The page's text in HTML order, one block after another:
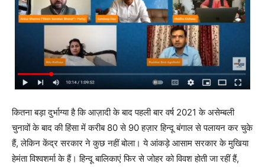
कितना बड़ा दुर्भाग्या है कि आज़ादी के बाद पहली बार वर्ष 2021 के असेम्बली
चुनावों के बाद की हिंसा में करीब 80 से 90 हज़ार हिन्दू बंगाल से पलायन कर चुके
हैं, लेकिन केंद्र सरकार ने कुछ नहीं बोला। ये आंकड़े आसाम सरकार के मुखिया
हेमंता विश्वशर्मा के हैं। हिन्दू बालिकाएं फिर से जोहर को विवश होती जा रहीं हैं,